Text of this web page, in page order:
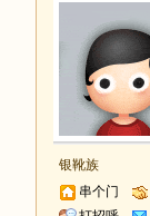
银靴族
串个门